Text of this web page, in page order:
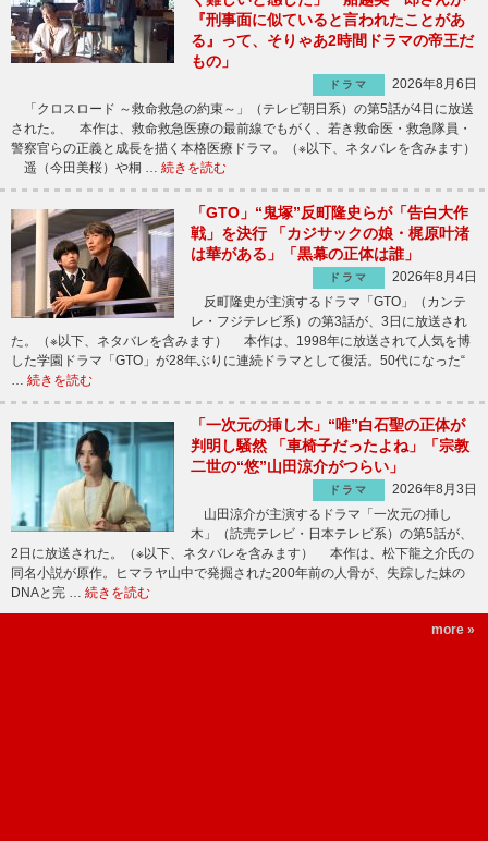
『刑事面に似ていると言われたことがあ
る』って、そりゃあ2時間ドラマの帝王だ
もの」
ドラマ
2026年8月6日
「クロスロード ～救命救急の約束～」（テレビ朝日系）の第5話が4日に放送
された。 本作は、救命救急医療の最前線でもがく、若き救命医・救急隊員・
警察官らの正義と成長を描く本格医療ドラマ。（※以下、ネタバレを含みます）
遥（今田美桜）や桐 … 続きを読む
「GTO」“鬼塚”反町隆史らが「告白大作
戦」を決行 「カジサックの娘・梶原叶渚
は華がある」「黒幕の正体は誰」
ドラマ
2026年8月4日
反町隆史が主演するドラマ「GTO」（カンテ
レ・フジテレビ系）の第3話が、3日に放送され
た。（※以下、ネタバレを含みます） 本作は、1998年に放送されて人気を博
した学園ドラマ「GTO」が28年ぶりに連続ドラマとして復活。50代になった“
… 続きを読む
「一次元の挿し木」“唯”白石聖の正体が
判明し騒然 「車椅子だったよね」「宗教
二世の“悠”山田涼介がつらい」
ドラマ
2026年8月3日
山田涼介が主演するドラマ「一次元の挿し
木」（読売テレビ・日本テレビ系）の第5話が、
2日に放送された。（※以下、ネタバレを含みます） 本作は、松下龍之介氏の
同名小説が原作。ヒマラヤ山中で発掘された200年前の人骨が、失踪した妹の
DNAと完 … 続きを読む
more »